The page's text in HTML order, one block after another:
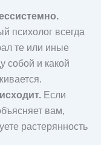
психолог всегда
те или иные
собой и какой
Если
вам,
растерянность